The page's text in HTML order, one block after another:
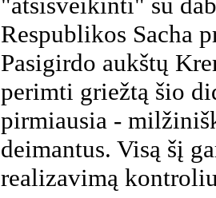
Respublikos Sacha
Pasigirdo aukštų
perimti griežtą šio
pirmiausia -
deimantus. Visą šį
realizavimą